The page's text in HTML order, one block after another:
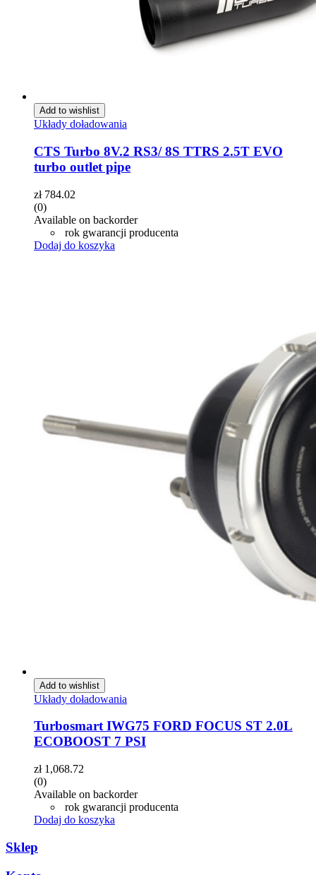
Add to wishlist
Układy doładowania
CTS Turbo 8V.2 RS3/ 8S TTRS 2.5T EVO
turbo outlet pipe
zł784.02
(0)
Available on backorder
rok gwarancji producenta
Dodaj do koszyka
Add to wishlist
Układy doładowania
Turbosmart IWG75 FORD FOCUS ST 2.0L
ECOBOOST 7 PSI
zł1,068.72
(0)
Available on backorder
rok gwarancji producenta
Dodaj do koszyka
Sklep